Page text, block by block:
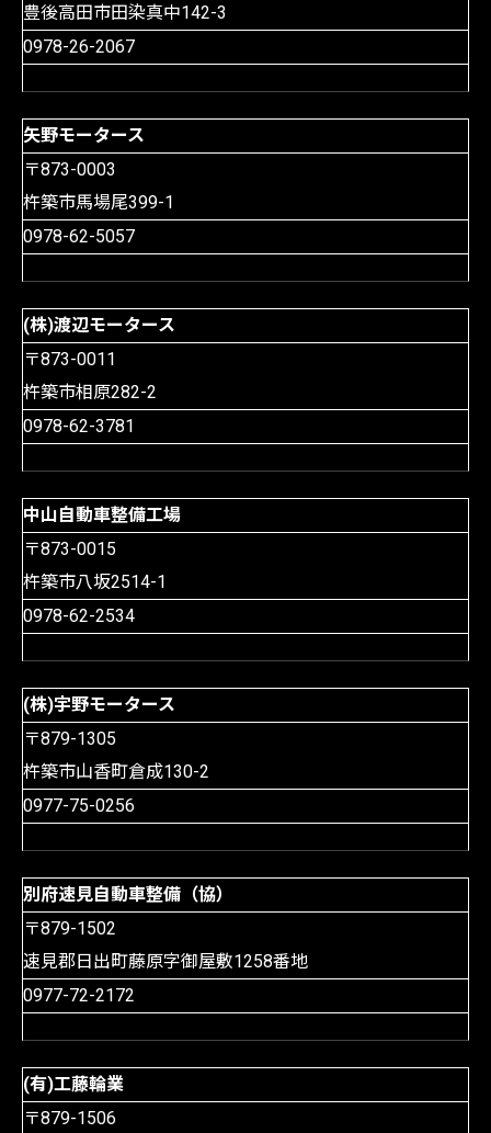
豊後高田市田染真中142-3
0978-26-2067
矢野モータース
〒873-0003
杵築市馬場尾399-1
0978-62-5057
(株)渡辺モータース
〒873-0011
杵築市相原282-2
0978-62-3781
中山自動車整備工場
〒873-0015
杵築市八坂2514-1
0978-62-2534
(株)宇野モータース
〒879-1305
杵築市山香町倉成130-2
0977-75-0256
別府速見自動車整備（協）
〒879-1502
速見郡日出町藤原字御屋敷1258番地
0977-72-2172
(有)工藤輪業
〒879-1506